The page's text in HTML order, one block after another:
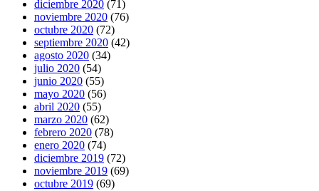
diciembre 2020 (71)
noviembre 2020 (76)
octubre 2020 (72)
septiembre 2020 (42)
agosto 2020 (34)
julio 2020 (54)
junio 2020 (55)
mayo 2020 (56)
abril 2020 (55)
marzo 2020 (62)
febrero 2020 (78)
enero 2020 (74)
diciembre 2019 (72)
noviembre 2019 (69)
octubre 2019 (69)